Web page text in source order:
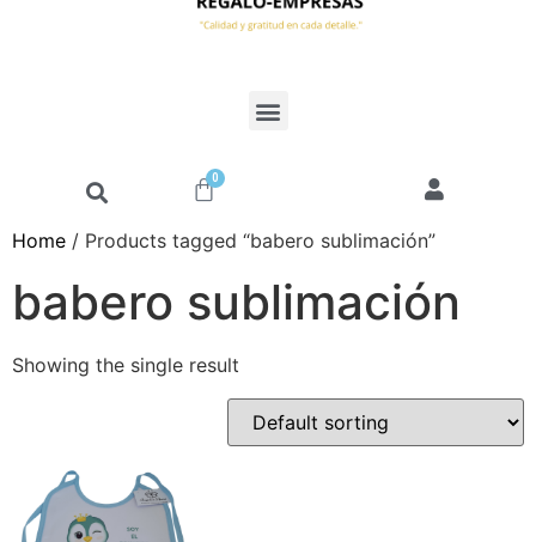
0
Home / Products tagged “babero sublimación”
babero sublimación
Showing the single result